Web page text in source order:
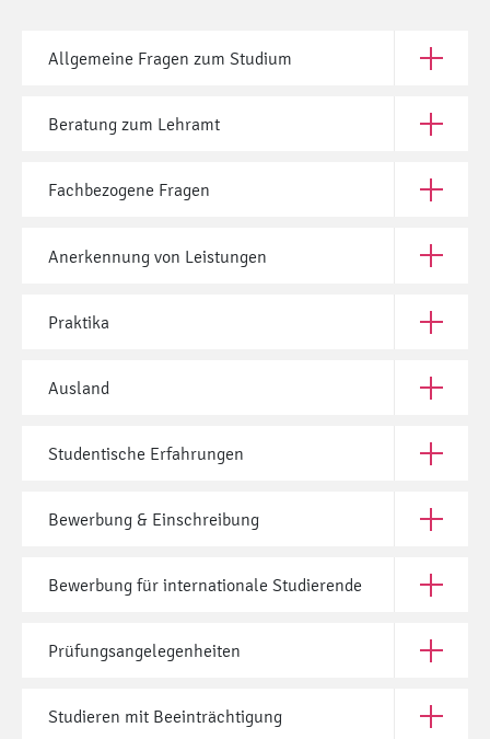
Allgemeine Fragen zum Studium Open
Beratung zum Lehramt Open
Fachbezogene Fragen Open
Anerkennung von Leistungen Open
Praktika Open
Ausland Open
Studentische Erfahrungen Open
Bewerbung & Einschreibung Open
Bewerbung für internationale Studierende Open
Prüfungsangelegenheiten Open
Studieren mit Beeinträchtigung Open